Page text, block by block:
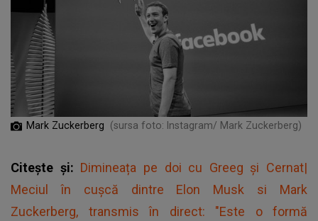
Mark Zuckerberg (sursa foto: Instagram/ Mark Zuckerberg)
Citește și: Dimineața pe doi cu Greeg și Cernat|
Meciul în cuşcă dintre Elon Musk si Mark
Zuckerberg, transmis în direct: "Este o formă